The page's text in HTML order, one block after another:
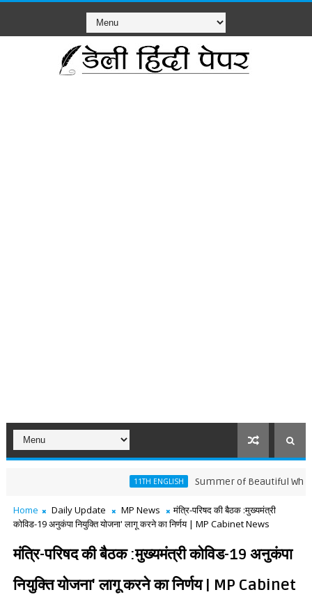
11TH ENGLISH Summer of Beautiful White Horse
Home Daily Update MP News
मंत्रि-परिषद की बैठक :मुख्यमंत्री
कोविड-19 अनुकंपा नियुक्ति योजना' लागू करने का निर्णय | MP Cabinet News
मंत्रि-परिषद की बैठक :मुख्यमंत्री कोविड-19 अनुकंपा
नियुक्ति योजना' लागू करने का निर्णय | MP Cabinet